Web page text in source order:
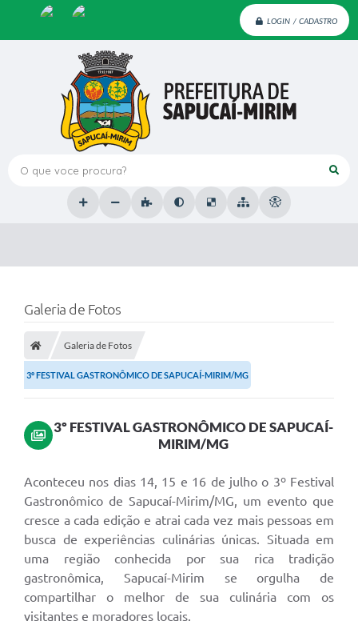
LOGIN / CADASTRO
O que voce procura?
Galeria de Fotos
Galeria de Fotos
3º FESTIVAL GASTRONÔMICO DE SAPUCAÍ-MIRIM/MG
3º FESTIVAL GASTRONÔMICO DE SAPUCAÍ-
MIRIM/MG
Aconteceu nos dias 14, 15 e 16 de julho o 3º Festival
Gastronômico de Sapucaí-Mirim/MG, um evento que
cresce a cada edição e atrai cada vez mais pessoas em
busca de experiências culinárias únicas. Situada em
uma região conhecida por sua rica tradição
gastronômica, Sapucaí-Mirim se orgulha de
compartilhar o melhor de sua culinária com os
visitantes e moradores locais.